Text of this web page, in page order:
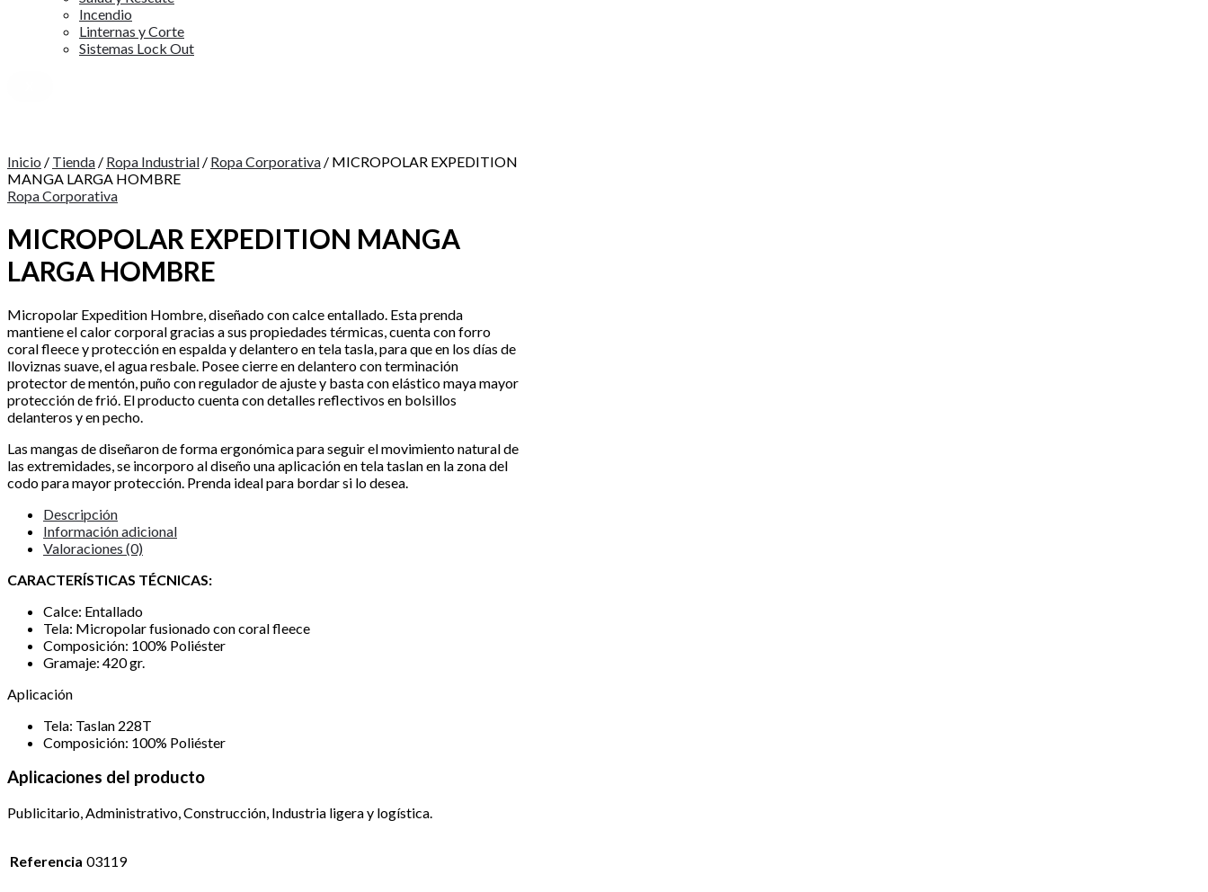
Incendio
Linternas y Corte
Sistemas Lock Out
Inicio / Tienda / Ropa Industrial / Ropa Corporativa / MICROPOLAR EXPEDITION
MANGA LARGA HOMBRE
Ropa Corporativa
MICROPOLAR EXPEDITION MANGA
LARGA HOMBRE
Micropolar Expedition Hombre, diseñado con calce entallado. Esta prenda
mantiene el calor corporal gracias a sus propiedades térmicas, cuenta con forro
coral fleece y protección en espalda y delantero en tela tasla, para que en los días de
lloviznas suave, el agua resbale. Posee cierre en delantero con terminación
protector de mentón, puño con regulador de ajuste y basta con elástico maya mayor
protección de frió. El producto cuenta con detalles reflectivos en bolsillos
delanteros y en pecho.
Las mangas de diseñaron de forma ergonómica para seguir el movimiento natural de
las extremidades, se incorporo al diseño una aplicación en tela taslan en la zona del
codo para mayor protección. Prenda ideal para bordar si lo desea.
Descripción
Información adicional
Valoraciones (0)
CARACTERÍSTICAS TÉCNICAS:
Calce: Entallado
Tela: Micropolar fusionado con coral fleece
Composición: 100% Poliéster
Gramaje: 420 gr.
Aplicación
Tela: Taslan 228T
Composición: 100% Poliéster
Aplicaciones del producto
Publicitario, Administrativo, Construcción, Industria ligera y logística.
Referencia 03119